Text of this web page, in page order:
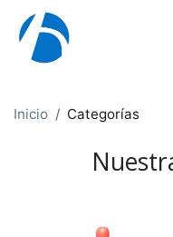
Ir al contenido
Inicio Categorías